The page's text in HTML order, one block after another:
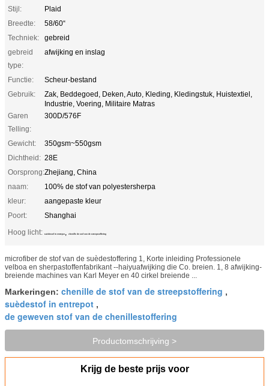
Stijl:
Plaid
Breedte:
58/60“
Techniek:
gebreid
gebreid
type:
afwijking en inslag
Functie:
Scheur-bestand
Gebruik:
Zak, Beddegoed, Deken, Auto, Kleding, Kledingstuk, Huistextiel,
Industrie, Voering, Militaire Matras
Garen
Telling:
300D/576F
Gewicht:
350gsm~550gsm
Dichtheid: 28E
Oorsprong:Zhejiang, China
naam:
100% de stof van polyestersherpa
kleur:
aangepaste kleur
Poort:
Shanghai
Hoog licht:
suèdestof in entrepot , chenille de stof van de streepstoffering
microfiber de stof van de suèdestoffering 1, Korte inleiding Professionele
velboa en sherpastoffenfabrikant --haiyuafwijking die Co. breien. 1, 8 afwijking-
breiende machines van Karl Meyer en 40 cirkel breiende ...
Markeringen: chenille de stof van de streepstoffering ,
suèdestof in entrepot ,
de geweven stof van de chenillestoffering
Productomschrijving >
Krijg de beste prijs voor